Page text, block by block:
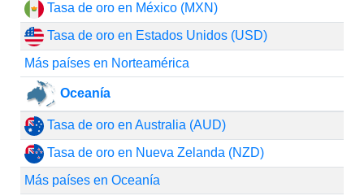
Tasa de oro en México (MXN)
Tasa de oro en Estados Unidos (USD)
Más países en Norteamérica
Oceanía
Tasa de oro en Australia (AUD)
Tasa de oro en Nueva Zelanda (NZD)
Más países en Oceanía